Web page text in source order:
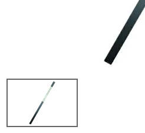
会員メニュー
ご利用ガイド